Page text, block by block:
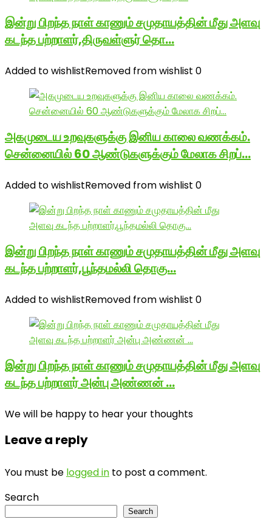
இன்று பிறந்த நாள் காணும் சமுதாயத்தின் மீது அளவு
கடந்த பற்றாளர்,திருவள்ளுர் தொ…
Added to wishlistRemoved from wishlist 0
அகமுடைய உறவுகளுக்கு இனிய காலை வணக்கம்.
சென்னையில் 60 ஆண்டுகளுக்கும் மேலாக சிறப்…
Added to wishlistRemoved from wishlist 0
இன்று பிறந்த நாள் காணும் சமுதாயத்தின் மீது அளவு
கடந்த பற்றாளர்,பூந்தமல்லி தொகு…
Added to wishlistRemoved from wishlist 0
இன்று பிறந்த நாள் காணும் சமுதாயத்தின் மீது அளவு
கடந்த பற்றாளர் அன்பு அண்ணன் …
We will be happy to hear your thoughts
Leave a reply
You must be logged in to post a comment.
Search
Search